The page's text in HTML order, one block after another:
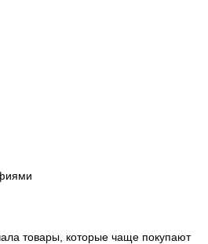
товары, которые чаще покупают